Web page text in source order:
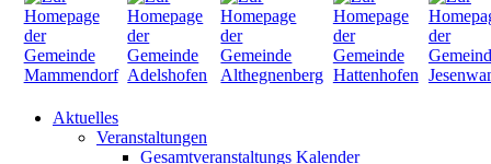
Aktuelles
Veranstaltungen
Gesamtveranstaltungs Kalender